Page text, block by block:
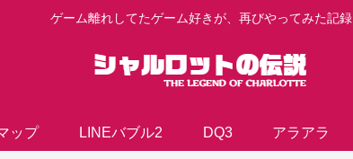
ゲーム離れしてたゲーム好きが、再びやってみた記録
ップ LINEバブル2 DQ3 アラアラ